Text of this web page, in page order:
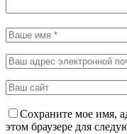
Сохраните мое имя,
этом браузере для